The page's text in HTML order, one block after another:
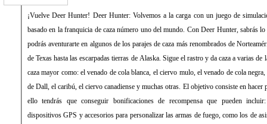
¡Vuelve Deer Hunter! Deer Hunter: Volvemos a la carga con un juego de
basado en la franquicia de caza número uno del mundo. Con Deer Hunter, sabrás
podrás aventurarte en algunos de los parajes de caza más renombrados de
de Texas hasta las escarpadas tierras de Alaska. Sigue el rastro y da caza a varias de
caza mayor como: el venado de cola blanca, el ciervo mulo, el venado de cola
de Dall, el caribú, el ciervo canadiense y muchas otras. El objetivo consiste en hacer
ello tendrás que conseguir bonificaciones de recompensa que pueden
dispositivos GPS y accesorios para personalizar las armas de fuego, como los de